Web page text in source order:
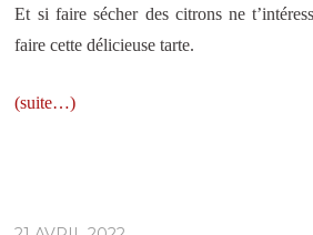
Et si faire sécher des citrons ne
faire cette délicieuse tarte.
(suite…)